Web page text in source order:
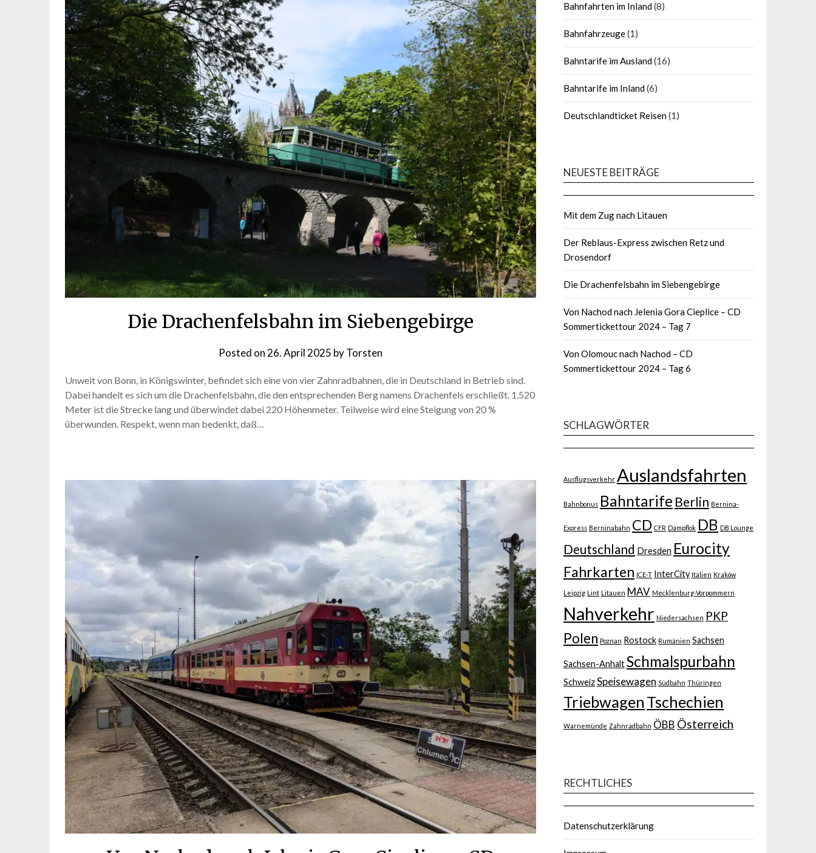
Die Drachenfelsbahn im Siebengebirge
Posted on 26. April 2025 byTorsten
Unweit von Bonn, in Königswinter, befindet sich eine von vier Zahnradbahnen, die in Deutschland in Betrieb sind.
Dabei handelt es sich um die Drachenfelsbahn, die den entsprechenden Berg namens Drachenfels erschließt. 1.520
Meter ist die Strecke lang und überwindet dabei 220 Höhenmeter. Teilweise wird eine Steigung von 20 %
überwunden. Respekt, wenn man bedenkt, daß…
Bahnfahrten im Inland(8)
Bahnfahrzeuge(1)
Bahntarife im Ausland(16)
Bahntarife im Inland(6)
Deutschlandticket Reisen(1)
NEUESTE BEITRÄGE
Mit dem Zug nach Litauen
Der Reblaus-Express zwischen Retz und
Drosendorf
Die Drachenfelsbahn im Siebengebirge
Von Nachod nach Jelenia Gora Cieplice – CD
Sommertickettour 2024 – Tag 7
Von Olomouc nach Nachod – CD
Sommertickettour 2024 – Tag 6
SCHLAGWÖRTER
Ausflugsverkehr Auslandsfahrten
Bahnbonus Bahntarife Berlin Bernina-
Express Berninabahn CD CFR Dampflok DB DB Lounge
Deutschland Dresden Eurocity
Fahrkarten ICE-T InterCity Italien Kraków
Leipzig Lint Litauen MAV Mecklenburg-Vorpommern
Nahverkehr Niedersachsen PKP
Polen Poznan Rostock Rumänien Sachsen
Sachsen-AnhaltSchmalspurbahn
SchweizSpeisewagen Südbahn Thüringen
Triebwagen Tschechien
Warnemünde Zahnradbahn ÖBB Österreich
RECHTLICHES
Datenschutzerklärung